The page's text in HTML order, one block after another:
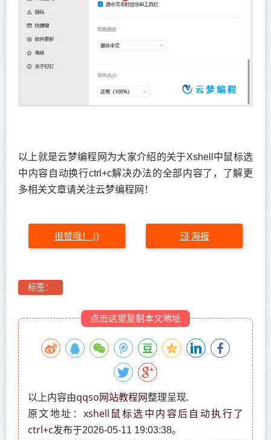
以上就是云梦编程网为大家介绍的关于Xshell中鼠标选
中内容自动换行ctrl+c解决办法的全部内容了，了解更
多相关文章请关注云梦编程网！
很赞哦！ () 海报
标签：
点击这里复制本文地址
以上内容由qqso网站教程网整理呈现.
原文地址： xshell鼠标选中内容后自动执行了
ctrl+c发布于2026-05-11 19:03:38。